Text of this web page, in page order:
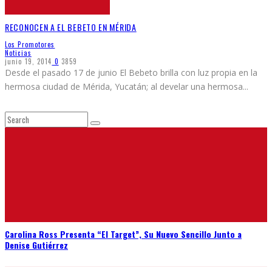
RECONOCEN A EL BEBETO EN MÉRIDA
Los Promotores
Noticias
junio 19, 2014 0 3859
Desde el pasado 17 de junio El Bebeto brilla con luz propia en la
hermosa ciudad de Mérida, Yucatán; al develar una hermosa...
Carolina Ross Presenta “El Target”, Su Nuevo Sencillo Junto a
Denise Gutiérrez